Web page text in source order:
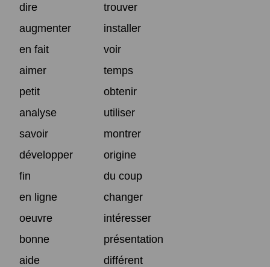
dire
trouver
augmenter
installer
en fait
voir
aimer
temps
petit
obtenir
analyse
utiliser
savoir
montrer
développer
origine
fin
du coup
en ligne
changer
oeuvre
intéresser
bonne
présentation
aide
différent